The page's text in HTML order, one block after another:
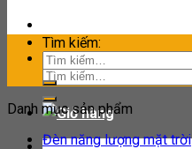
Tìm kiếm:
Tìm kiếm:
Danh mục sản phẩm
Đèn năng lượng mặt trời